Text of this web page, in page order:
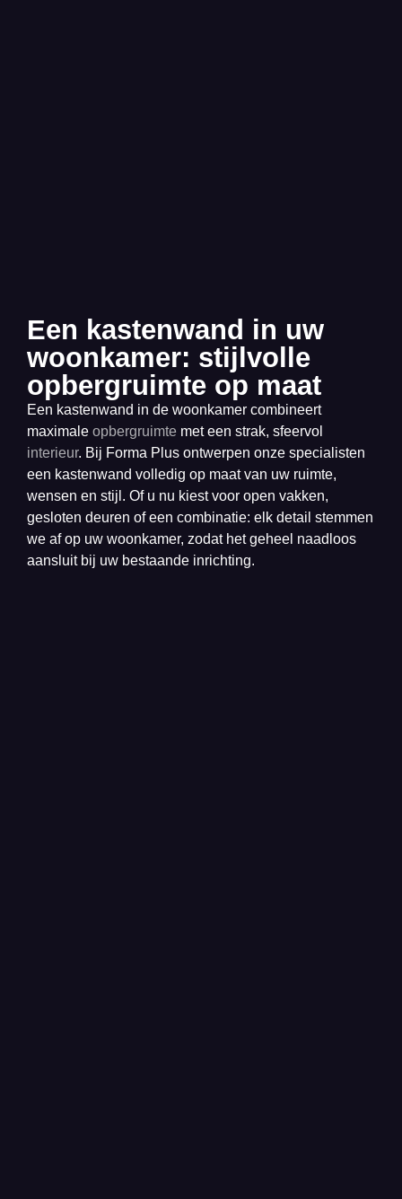
Een kastenwand in uw
woonkamer: stijlvolle
opbergruimte op maat
Een kastenwand in de woonkamer combineert
maximale opbergruimte met een strak, sfeervol
interieur. Bij Forma Plus ontwerpen onze specialisten
een kastenwand volledig op maat van uw ruimte,
wensen en stijl. Of u nu kiest voor open vakken,
gesloten deuren of een combinatie: elk detail stemmen
we af op uw woonkamer, zodat het geheel naadloos
aansluit bij uw bestaande inrichting.